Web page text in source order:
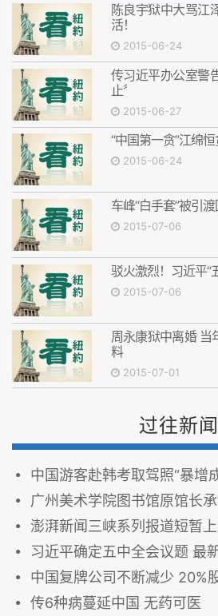
陈良宇狱中大骂江
活！
2015-06-24
传习近平办公室警
止〞
2015-06-27
“中国第一贪”江绵
2015-06-24
车峰“白手套”被引
2015-07-06
驳火激烈！习近平“
2015-07-06
周永康狱中离婚 当
料
2015-07-01
过往新闻
中国游客赴韩考取驾照“暴增
广州美术学院图书馆原馆长
澎湃新闻三峡系列报道短暂
习近平确定五中全会议题 最
中国复牌公司不断减少 20%
传6种病蔓延中国 无药可医